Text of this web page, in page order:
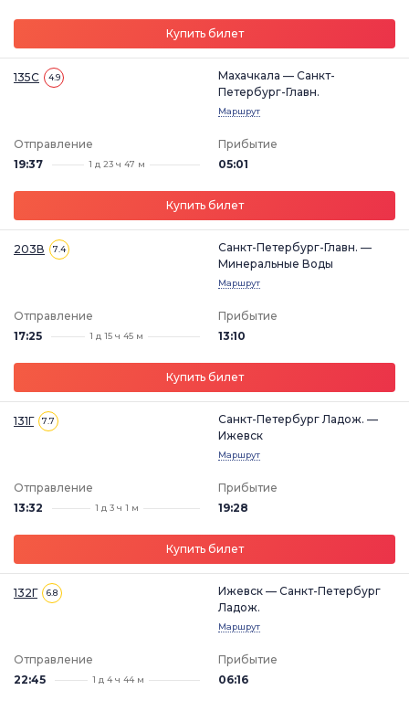
Купить билет
135С 4.9
Махачкала — Санкт-
Петербург-Главн.
Маршрут
Отправление
19:37
1 д 23 ч 47 м
Прибытие
05:01
Купить билет
203В 7.4
Санкт-Петербург-Главн. —
Минеральные Воды
Маршрут
Отправление
17:25
1 д 15 ч 45 м
Прибытие
13:10
Купить билет
131Г 7.7
Санкт-Петербург Ладож. —
Ижевск
Маршрут
Отправление
13:32
1 д 3 ч 1 м
Прибытие
19:28
Купить билет
132Г 6.8
Ижевск — Санкт-Петербург
Ладож.
Маршрут
Отправление
22:45
1 д 4 ч 44 м
Прибытие
06:16